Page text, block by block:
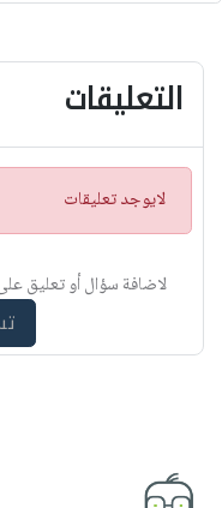
التعليقات
ت
ن
ي
لايوجد تعليقات
لاضافة سؤال أو تعليق